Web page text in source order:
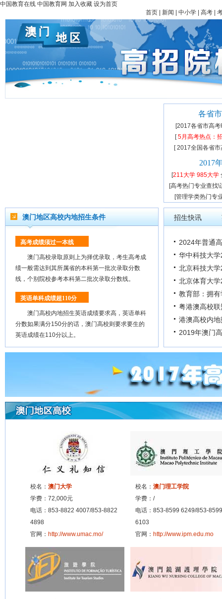
中国教育在线 中国教育网 加入收藏 设为首页
首页| 新闻 中小学| 高考|
各省
[2017各省市高考
[5月高考热点：
[2017全国各省
2017
[211大学 985大学
[高考热门专业查找\
[管理学类热门专
澳门地区高校内地招生条件
高考成绩须过一本线
澳门高校录取原则上为择优录取，考生高考成
绩一般需达到其所属省的本科第一批次录取分数
线，个别院校参考本科第二批次录取分数线。
英语单科成绩超110分
澳门高校内地招生英语成绩要求高，英语单科
分数如果满分150分的话，澳门高校则要求要生的
英语成绩在110分以上。
招生快讯
2024年普通
华中科技大
北京科技大
北京体育大
教育部：拥
粤港澳高校
港澳高校内
2019年澳门
高考最后冲
2025届高三
2025年高考
云南：2025
2024高考英
湖南长沙市
高考马上出
高考志愿AI
高考志愿AI
校名： 澳门大学
学费：72,000元
电话：853-8822 4007/853-8822
4898
官网： http://www.umac.mo/
校名： 澳门理工学院
学费：/
电话：853-8599 6249/853-8599
6103
官网： http://www.ipm.edu.mo